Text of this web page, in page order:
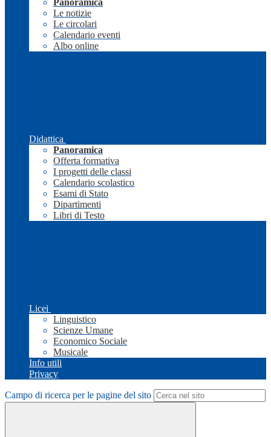
Panoramica
Le notizie
Le circolari
Calendario eventi
Albo online
Didattica
Panoramica
Offerta formativa
I progetti delle classi
Calendario scolastico
Esami di Stato
Dipartimenti
Libri di Testo
Licei
Linguistico
Scienze Umane
Economico Sociale
Musicale
Info utili
Privacy
Campo di ricerca per le pagine del sito